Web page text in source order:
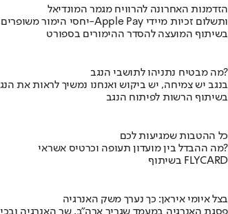
הזדמנות האחרונה להרוויח מגמר המונדיאל
יחסי הימור משופרים, הפקדות ב-Apple Pay ותשלום זכיות מיידי
בשיתוף המועצה להסדר ההימורים בספורט
מה מבטיח נתניהו לתושבי הנגב?
בנגב יש צמיחה, יש ביקוש ואנחנו נמשיך לראות את
בשיתוף הרשות לפיתוח הנגב
כל ההטבות שמגיעות לכם
מה ההבדל בין מועדון תעופה וכרטיס אשראי?
בשיתוף FLYCARD
בצל איומי איראן: כך נערך משק האנרגיה